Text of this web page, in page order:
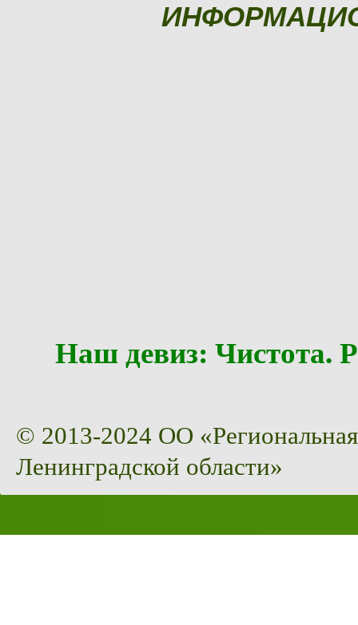
Наш девиз:
© 2013-2024 ОО
Ленинградской области»